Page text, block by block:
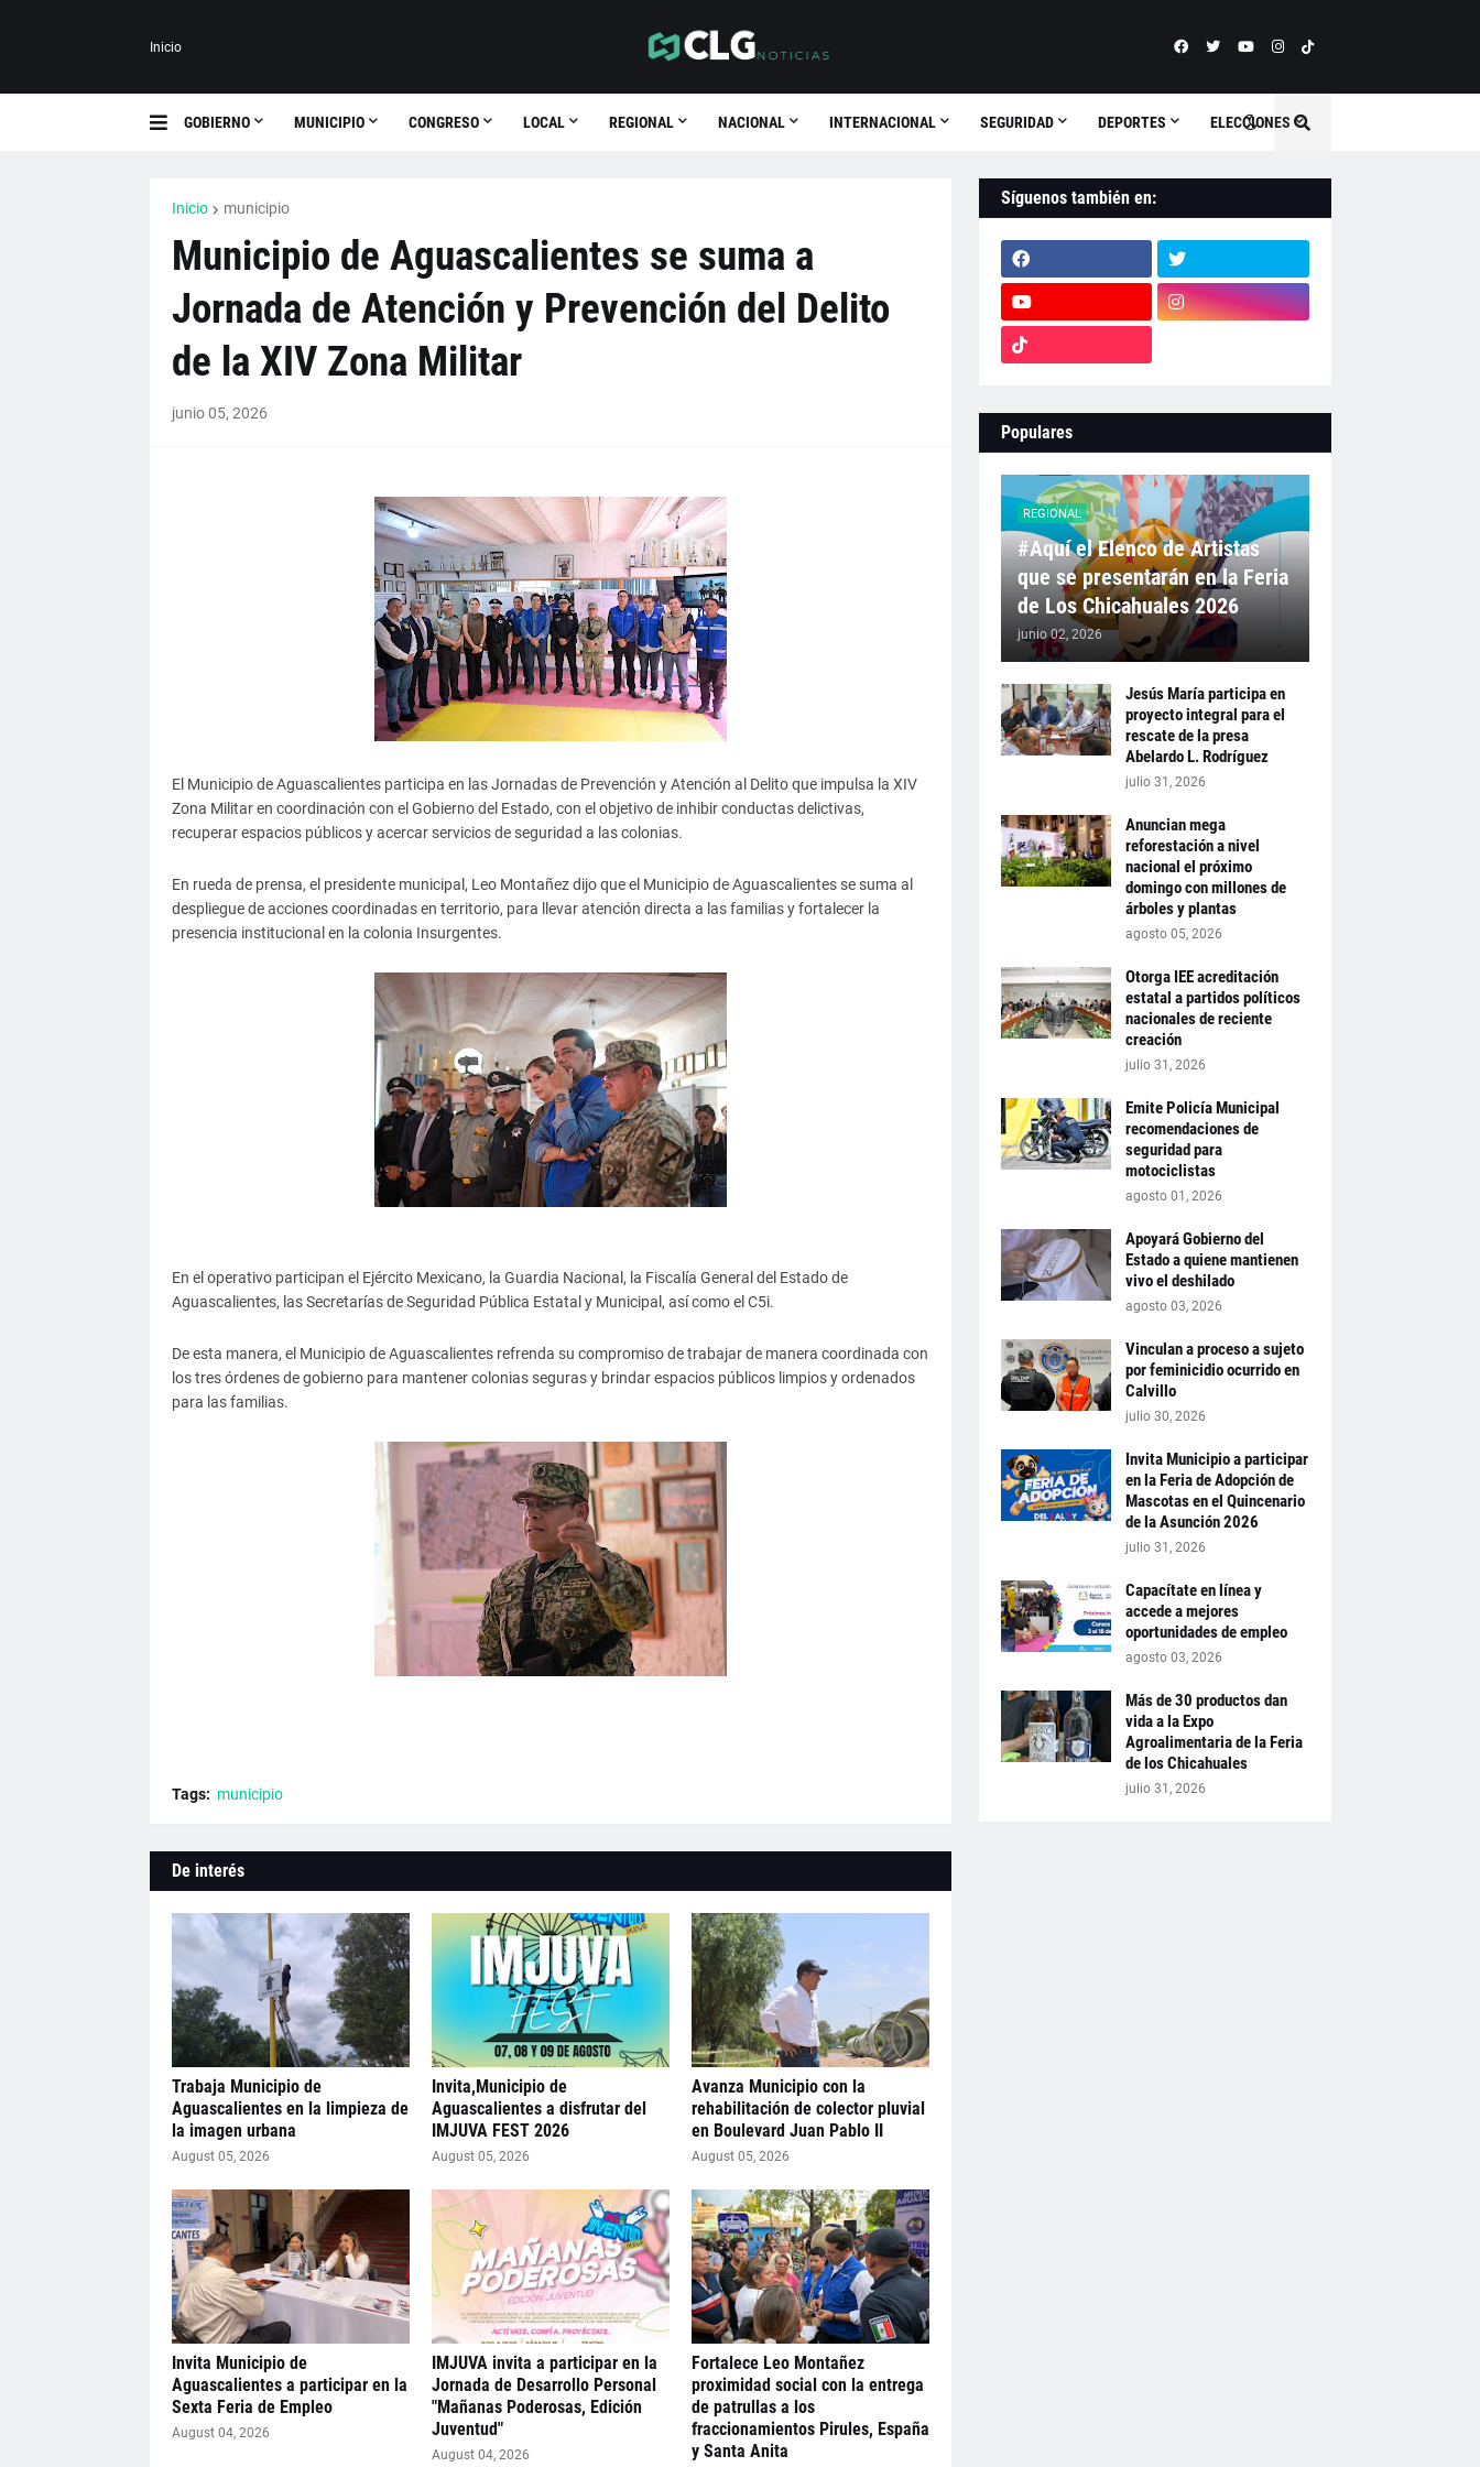
Inicio
GOBIERNO MUNICIPIO CONGRESO LOCAL REGIONAL NACIONAL INTERNACIONAL SEGURIDAD DEPORTES ELECCIONES
Inicio municipio
Municipio de Aguascalientes se suma a
Jornada de Atención y Prevención del Delito
de la XIV Zona Militar
junio 05, 2026
El Municipio de Aguascalientes participa en las Jornadas de Prevención y Atención al Delito que impulsa la XIV
Zona Militar en coordinación con el Gobierno del Estado, con el objetivo de inhibir conductas delictivas,
recuperar espacios públicos y acercar servicios de seguridad a las colonias.
En rueda de prensa, el presidente municipal, Leo Montañez dijo que el Municipio de Aguascalientes se suma al
despliegue de acciones coordinadas en territorio, para llevar atención directa a las familias y fortalecer la
presencia institucional en la colonia Insurgentes.
En el operativo participan el Ejército Mexicano, la Guardia Nacional, la Fiscalía General del Estado de
Aguascalientes, las Secretarías de Seguridad Pública Estatal y Municipal, así como el C5i.
De esta manera, el Municipio de Aguascalientes refrenda su compromiso de trabajar de manera coordinada con
los tres órdenes de gobierno para mantener colonias seguras y brindar espacios públicos limpios y ordenados
para las familias.
Tags: municipio
De interés
Trabaja Municipio de
Aguascalientes en la limpieza de
la imagen urbana
August 05, 2026
Invita,Municipio de
Aguascalientes a disfrutar del
IMJUVA FEST 2026
August 05, 2026
Avanza Municipio con la
rehabilitación de colector pluvial
en Boulevard Juan Pablo II
August 05, 2026
Invita Municipio de
Aguascalientes a participar en la
Sexta Feria de Empleo
August 04, 2026
IMJUVA invita a participar en la
Jornada de Desarrollo Personal
"Mañanas Poderosas, Edición
Juventud"
August 04, 2026
Fortalece Leo Montañez
proximidad social con la entrega
de patrullas a los
fraccionamientos Pirules, España
y Santa Anita
Síguenos también en:
Populares
REGIONAL
#Aquí el Elenco de Artistas
que se presentarán en la Feria
de Los Chicahuales 2026
junio 02, 2026
Jesús María participa en
proyecto integral para el
rescate de la presa
Abelardo L. Rodríguez
julio 31, 2026
Anuncian mega
reforestación a nivel
nacional el próximo
domingo con millones de
árboles y plantas
agosto 05, 2026
Otorga IEE acreditación
estatal a partidos políticos
nacionales de reciente
creación
julio 31, 2026
Emite Policía Municipal
recomendaciones de
seguridad para
motociclistas
agosto 01, 2026
Apoyará Gobierno del
Estado a quiene mantienen
vivo el deshilado
agosto 03, 2026
Vinculan a proceso a sujeto
por feminicidio ocurrido en
Calvillo
julio 30, 2026
Invita Municipio a participar
en la Feria de Adopción de
Mascotas en el Quincenario
de la Asunción 2026
julio 31, 2026
Capacítate en línea y
accede a mejores
oportunidades de empleo
agosto 03, 2026
Más de 30 productos dan
vida a la Expo
Agroalimentaria de la Feria
de los Chicahuales
julio 31, 2026